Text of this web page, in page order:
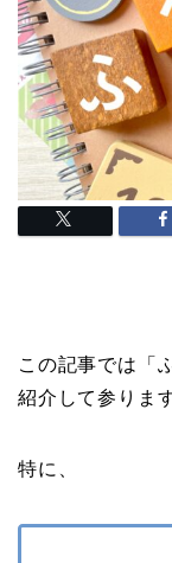
この記事では「
紹介して参ります
特に、